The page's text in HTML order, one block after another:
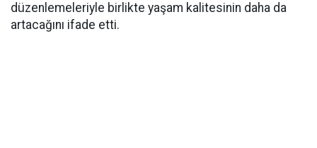
düzenlemeleriyle birlikte yaşam kalitesinin daha da
artacağını ifade etti.